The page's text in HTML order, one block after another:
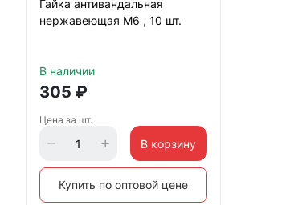
Гайка антивандальная
нержавеющая М6 , 10 шт.
В наличии
305 ₽
Цена за шт.
В корзину
Купить по оптовой цене